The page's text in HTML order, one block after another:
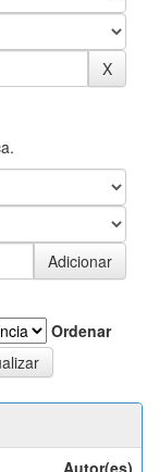
Ordenar
Autor(es)